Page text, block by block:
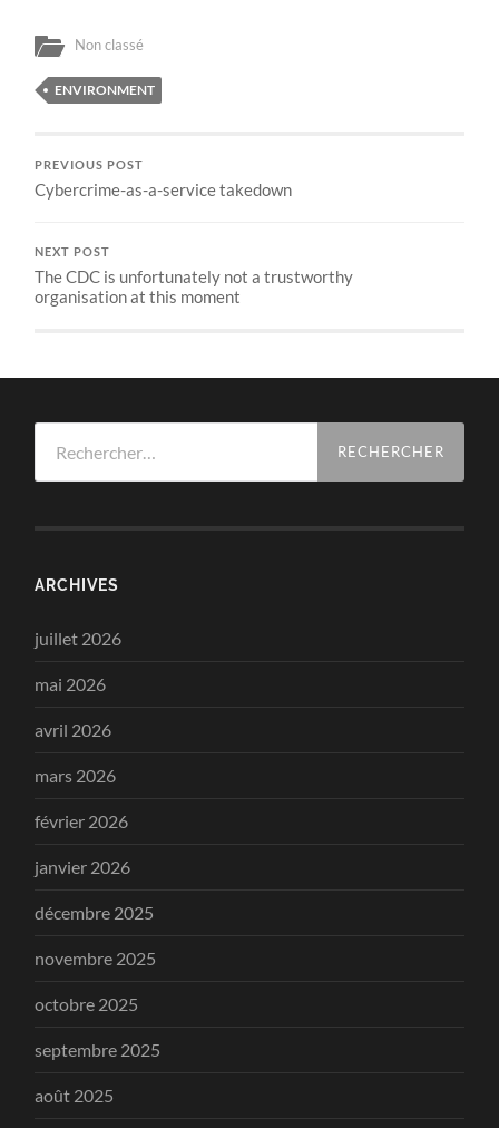
Non classé
ENVIRONMENT
PREVIOUS POST
Cybercrime-as-a-service takedown
NEXT POST
The CDC is unfortunately not a trustworthy
organisation at this moment
ARCHIVES
juillet 2026
mai 2026
avril 2026
mars 2026
février 2026
janvier 2026
décembre 2025
novembre 2025
octobre 2025
septembre 2025
août 2025